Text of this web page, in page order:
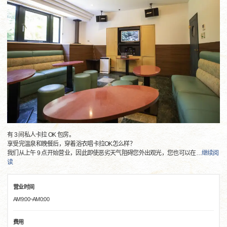
有 3 间私人卡拉 OK 包房。
享受完温泉和晚餐后，穿着浴衣唱卡拉OK怎么样？
我们从上午 9 点开始营业，因此即使恶劣天气阻碍您外出观光，您也可以在…继续阅
读
营业时间
AM9:00~AM0:00
费用